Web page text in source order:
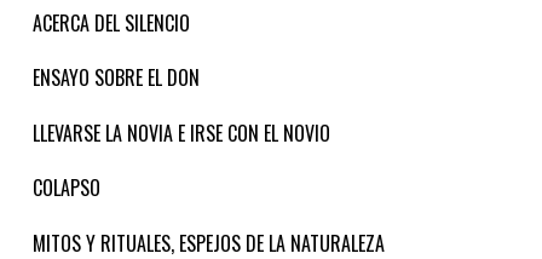
ACERCA DEL SILENCIO
ENSAYO SOBRE EL DON
LLEVARSE LA NOVIA E IRSE CON EL NOVIO
COLAPSO
MITOS Y RITUALES, ESPEJOS DE LA NATURALEZA